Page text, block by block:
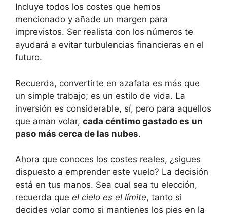
Incluye todos los costes que hemos
mencionado y añade un margen para
imprevistos. Ser realista con los números te
ayudará a evitar turbulencias financieras en el
futuro.
Recuerda, convertirte en azafata es más que
un simple trabajo; es un estilo de vida. La
inversión es considerable, sí, pero para aquellos
que aman volar, cada céntimo gastado es un
paso más cerca de las nubes.
Ahora que conoces los costes reales, ¿sigues
dispuesto a emprender este vuelo? La decisión
está en tus manos. Sea cual sea tu elección,
recuerda que el cielo es el límite, tanto si
decides volar como si mantienes los pies en la